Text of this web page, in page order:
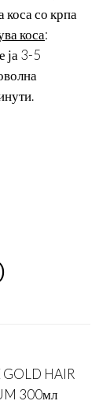
коса со крпа
коса:
ја 3-5